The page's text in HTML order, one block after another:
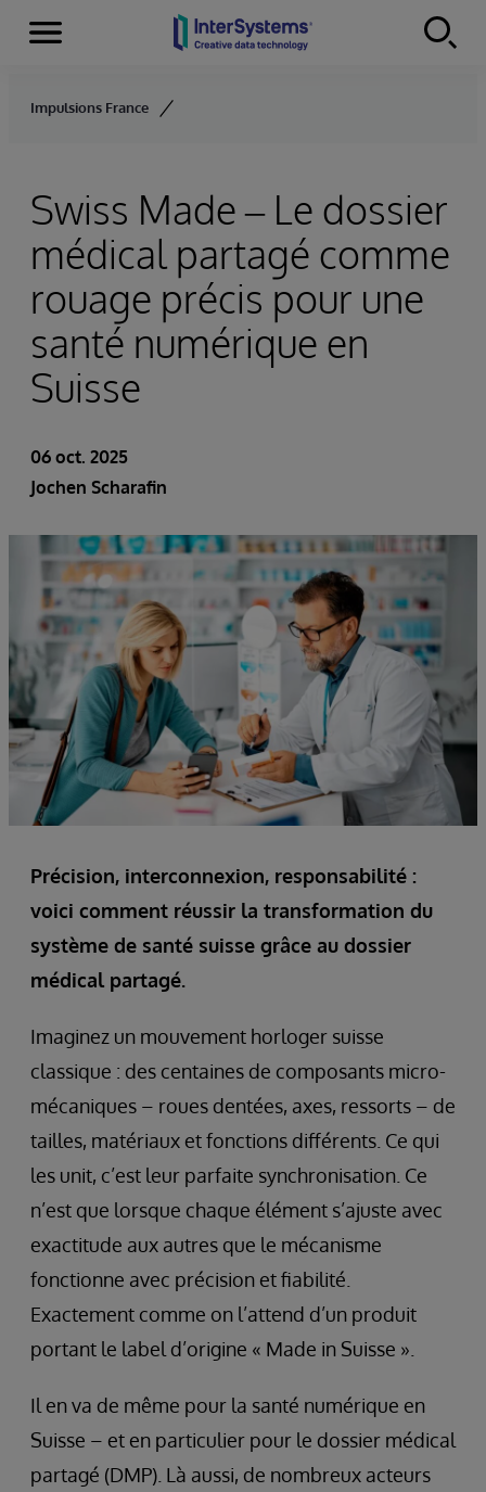
Skip to content
Menu
Impulsions France
Swiss Made – Le dossier
médical partagé comme
rouage précis pour une
santé numérique en
Suisse
06 oct. 2025
Jochen Scharafin
Précision, interconnexion, responsabilité :
voici comment réussir la transformation du
système de santé suisse grâce au dossier
médical partagé.
Imaginez un mouvement horloger suisse
classique : des centaines de composants micro-
mécaniques – roues dentées, axes, ressorts – de
tailles, matériaux et fonctions différents. Ce qui
les unit, c’est leur parfaite synchronisation. Ce
n’est que lorsque chaque élément s’ajuste avec
exactitude aux autres que le mécanisme
fonctionne avec précision et fiabilité.
Exactement comme on l’attend d’un produit
portant le label d’origine « Made in Suisse ».
Il en va de même pour la santé numérique en
Suisse – et en particulier pour le dossier médical
partagé (DMP). Là aussi, de nombreux acteurs